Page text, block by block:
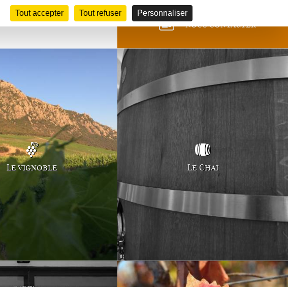
Tout accepter Tout refuser Personnaliser
Nous contacter
Le vignoble Le Chai